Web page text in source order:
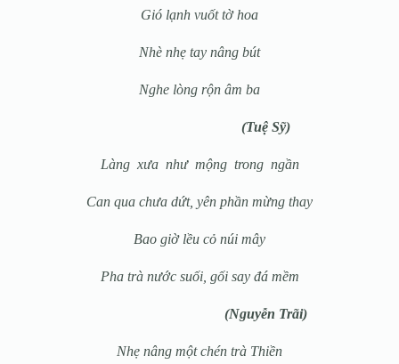
Gió lạnh vuốt tờ hoa
Nhè nhẹ tay nâng bút
Nghe lòng rộn âm ba
(Tuệ Sỹ)
Làng xưa như mộng trong ngần
Can qua chưa dứt, yên phần mừng thay
Bao giờ lều cỏ núi mây
Pha trà nước suối, gối say đá mềm
(Nguyễn Trãi)
Nhẹ nâng một chén trà Thiền